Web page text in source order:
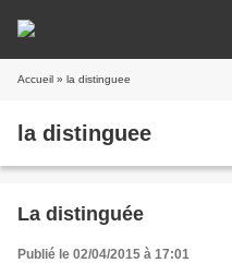
Accueil » la distinguee
la distinguee
La distinguée
Publié le 02/04/2015 à 17:01